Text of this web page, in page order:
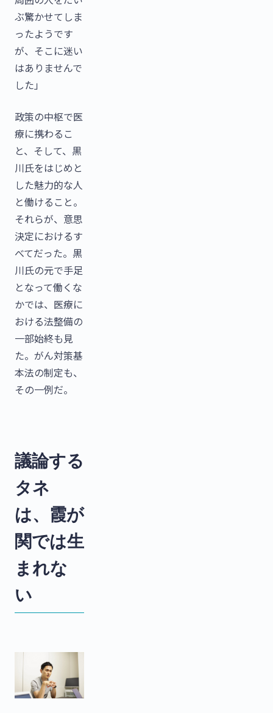
ぶ驚かせてしま
ったようです
が、そこに迷い
はありませんで
した」
政策の中枢で医
療に携わるこ
と、そして、黒
川氏をはじめと
した魅力的な人
と働けること。
それらが、意思
決定におけるす
べてだった。黒
川氏の元で手足
となって働くな
かでは、医療に
おける法整備の
一部始終も見
た。がん対策基
本法の制定も、
その一例だ。
議論する
タネ
は、霞が
関では生
まれな
い